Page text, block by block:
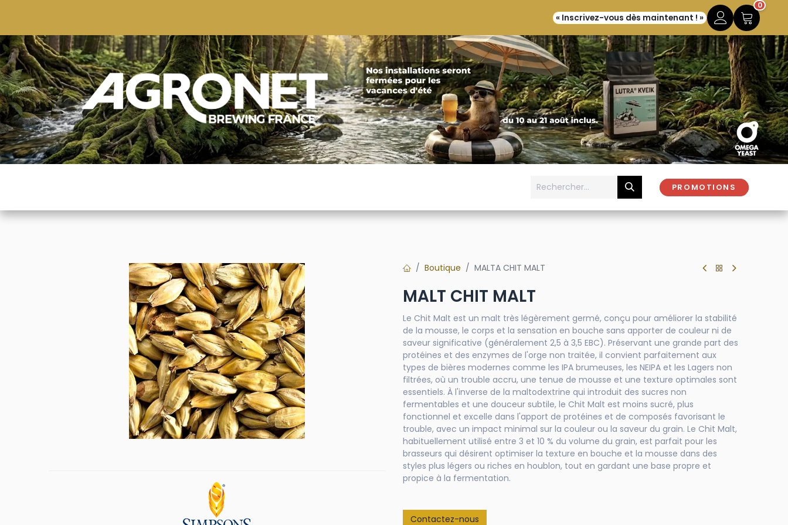
« Inscrivez-vous dès maintenant ! »
0
PROMOTIONS
Boutique MALTA CHIT MALT
MALT CHIT MALT
Le Chit Malt est un malt très légèrement germé, conçu pour améliorer la stabilité
de la mousse, le corps et la sensation en bouche sans apporter de couleur ni de
saveur significative (généralement 2,5 à 3,5 EBC). Préservant une grande part des
protéines et des enzymes de l'orge non traitée, il convient parfaitement aux
types de bières modernes comme les IPA brumeuses, les NEIPA et les Lagers non
filtrées, où un trouble accru, une tenue de mousse et une texture optimales sont
essentiels. À l'inverse de la maltodextrine qui introduit des sucres non
fermentables et une douceur subtile, le Chit Malt est moins sucré, plus
fonctionnel et excelle dans l'apport de protéines et de composés favorisant le
trouble, avec un impact minimal sur la couleur ou la saveur du grain. Le Chit Malt,
habituellement utilisé entre 3 et 10 % du volume du grain, est parfait pour les
brasseurs qui désirent optimiser la texture en bouche et la mousse dans des
styles plus légers ou riches en houblon, tout en gardant une base propre et
propice à la fermentation.
Contactez-nous